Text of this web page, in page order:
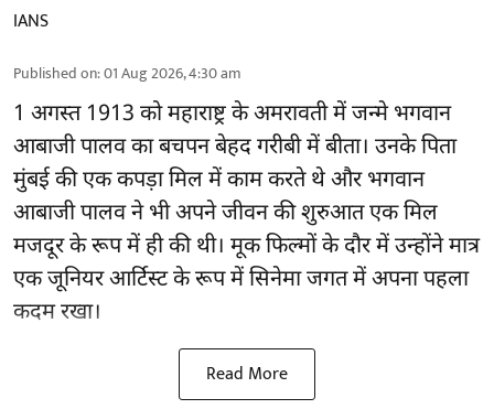
IANS
Published on:01 Aug 2026, 4:30 am
1 अगस्त 1913 को महाराष्ट्र के अमरावती में जन्मे भगवान
आबाजी पालव का बचपन बेहद गरीबी में बीता। उनके पिता
मुंबई की एक कपड़ा मिल में काम करते थे और भगवान
आबाजी पालव ने भी अपने जीवन की शुरुआत एक मिल
मजदूर के रूप में ही की थी। मूक फिल्मों के दौर में उन्होंने मात्र
एक जूनियर आर्टिस्ट के रूप में सिनेमा जगत में अपना पहला
कदम रखा।
Read More